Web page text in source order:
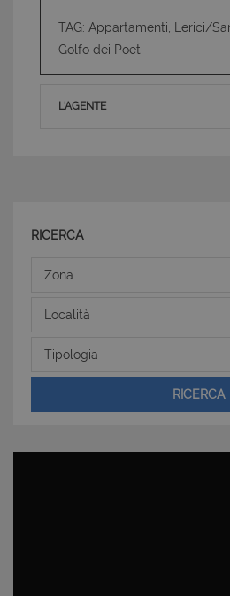
TAG: Appartamenti, Lerici/
Golfo dei Poeti
L'AGENTE
RICERCA
Zona
Località
Tipologia
RICERCA
CookieScriptConsent